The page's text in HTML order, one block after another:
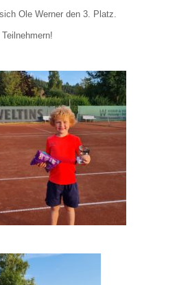
Ole Werner den 3. Platz.